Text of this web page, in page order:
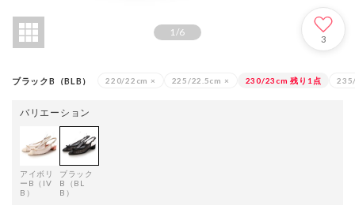
1/6
3
ブラックB（BLB） 220/22cm × 225/22.5cm × 230/23cm 残り1点
バリエーション
アイボリ
ーB（IV
B）
ブラック
B（BL
B）